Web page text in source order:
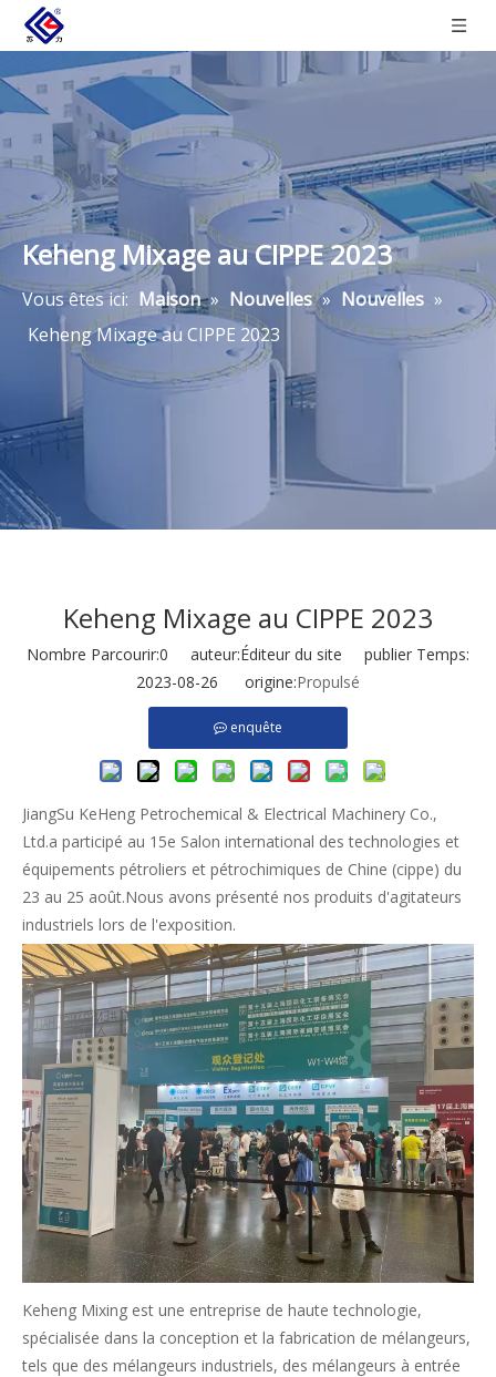
Keheng Mixage au CIPPE 2023
Vous êtes ici: Maison » Nouvelles » Nouvelles »
Keheng Mixage au CIPPE 2023
Keheng Mixage au CIPPE 2023
Nombre Parcourir:0 auteur:Éditeur du site publier Temps:
2023-08-26 origine:Propulsé
enquête
JiangSu KeHeng Petrochemical & Electrical Machinery Co.,
Ltd.a participé au 15e Salon international des technologies et
équipements pétroliers et pétrochimiques de Chine (cippe) du
23 au 25 août.Nous avons présenté nos produits d'agitateurs
industriels lors de l'exposition.
Keheng Mixing est une entreprise de haute technologie,
spécialisée dans la conception et la fabrication de mélangeurs,
tels que des mélangeurs industriels, des mélangeurs à entrée